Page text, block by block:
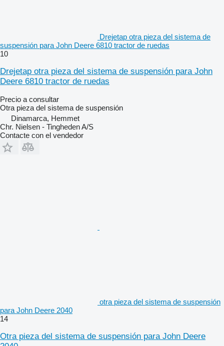
Drejetap otra pieza del sistema de
suspensión para John Deere 6810 tractor de ruedas
10
Drejetap otra pieza del sistema de suspensión para John
Deere 6810 tractor de ruedas
Precio a consultar
Otra pieza del sistema de suspensión
Dinamarca, Hemmet
Chr. Nielsen - Tingheden A/S
Contacte con el vendedor
otra pieza del sistema de suspensión
para John Deere 2040
14
Otra pieza del sistema de suspensión para John Deere